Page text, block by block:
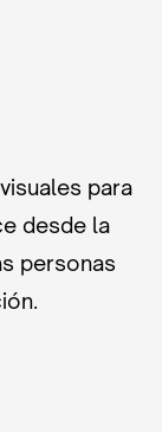
para
desde la
personas